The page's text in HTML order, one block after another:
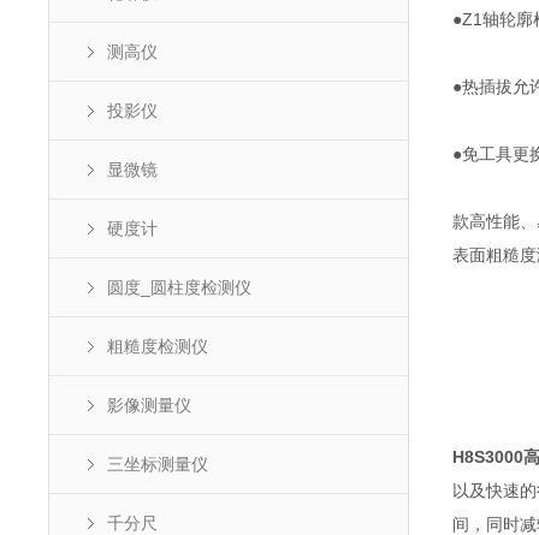
测高仪
投影仪
显微镜
硬度计
圆度_圆柱度检测仪
粗糙度检测仪
影像测量仪
三坐标测量仪
千分尺
●Z1轴轮廓
●热插拔允
●免工具更
款高性能
表面粗糙
H8S3000
以及快速
间，同时